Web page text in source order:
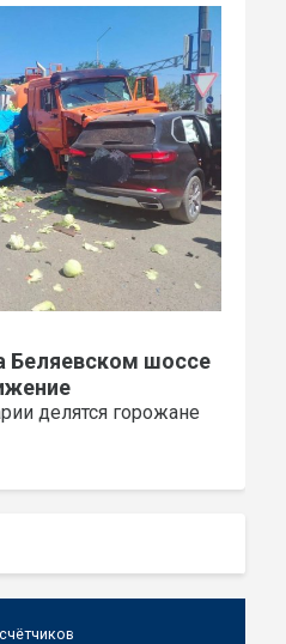
Беляевском шоссе
делятся горожане